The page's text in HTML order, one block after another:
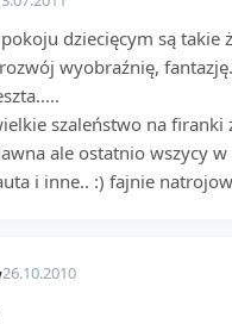
dziecięcym są
wyobraźnię,
szaleństwo na
ale ostatnio wszycy
i inne.. :) fajnie
26.10.2010